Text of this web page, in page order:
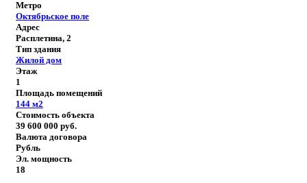
Метро
Октябрьское поле
Адрес
Расплетина, 2
Тип здания
Жилой дом
Этаж
1
Площадь помещений
144 м2
Стоимость объекта
39 600 000 руб.
Валюта договора
Рубль
Эл. мощность
18